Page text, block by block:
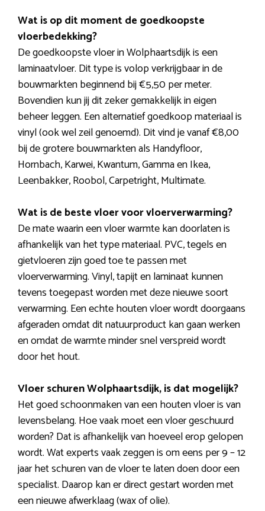
Wat is op dit moment de goedkoopste
vloerbedekking?
De goedkoopste vloer in Wolphaartsdijk is een
laminaatvloer. Dit type is volop verkrijgbaar in de
bouwmarkten beginnend bij €5,50 per meter.
Bovendien kun jij dit zeker gemakkelijk in eigen
beheer leggen. Een alternatief goedkoop materiaal is
vinyl (ook wel zeil genoemd). Dit vind je vanaf €8,00
bij de grotere bouwmarkten als Handyfloor,
Hornbach, Karwei, Kwantum, Gamma en Ikea,
Leenbakker, Roobol, Carpetright, Multimate.
Wat is de beste vloer voor vloerverwarming?
De mate waarin een vloer warmte kan doorlaten is
afhankelijk van het type materiaal. PVC, tegels en
gietvloeren zijn goed toe te passen met
vloerverwarming. Vinyl, tapijt en laminaat kunnen
tevens toegepast worden met deze nieuwe soort
verwarming. Een echte houten vloer wordt doorgaans
afgeraden omdat dit natuurproduct kan gaan werken
en omdat de warmte minder snel verspreid wordt
door het hout.
Vloer schuren Wolphaartsdijk, is dat mogelijk?
Het goed schoonmaken van een houten vloer is van
levensbelang. Hoe vaak moet een vloer geschuurd
worden? Dat is afhankelijk van hoeveel erop gelopen
wordt. Wat experts vaak zeggen is om eens per 9 – 12
jaar het schuren van de vloer te laten doen door een
specialist. Daarop kan er direct gestart worden met
een nieuwe afwerklaag (wax of olie).